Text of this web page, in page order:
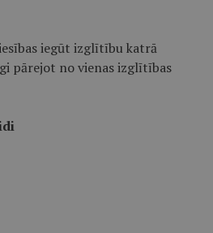
iegūt izglītību katrā
pārejot no vienas izglītības